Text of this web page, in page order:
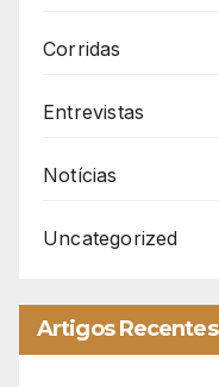
Corridas
Entrevistas
Notícias
Uncategorized
Artigos Recentes